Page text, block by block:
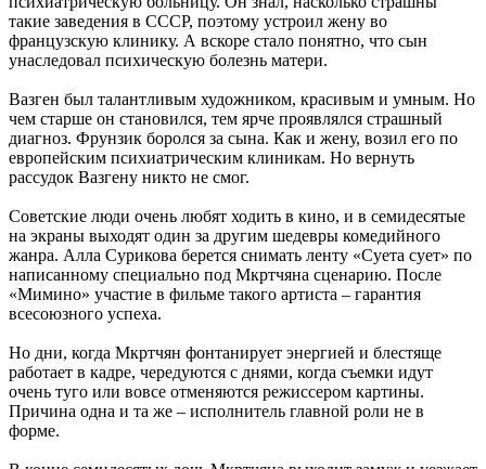
такие заведения в СССР, поэтому устроил жену во
французскую клинику. А вскоре стало понятно, что сын
унаследовал психическую болезнь матери.
Вазген был талантливым художником, красивым и умным. Но
чем старше он становился, тем ярче проявлялся страшный
диагноз. Фрунзик боролся за сына. Как и жену, возил его по
европейским психиатрическим клиникам. Но вернуть
рассудок Вазгену никто не смог.
Советские люди очень любят ходить в кино, и в семидесятые
на экраны выходят один за другим шедевры комедийного
жанра. Алла Сурикова берется снимать ленту «Суета сует» по
написанному специально под Мкртчяна сценарию. После
«Мимино» участие в фильме такого артиста – гарантия
всесоюзного успеха.
Но дни, когда Мкртчян фонтанирует энергией и блестяще
работает в кадре, чередуются с днями, когда съемки идут
очень туго или вовсе отменяются режиссером картины.
Причина одна и та же – исполнитель главной роли не в
форме.